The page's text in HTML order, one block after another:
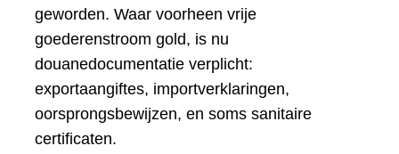
geworden. Waar voorheen vrije
goederenstroom gold, is nu
douanedocumentatie verplicht:
exportaangiftes, importverklaringen,
oorsprongsbewijzen, en soms sanitaire
certificaten.